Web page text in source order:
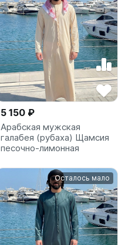
5 150 ₽
Арабская мужская
галабея (рубаха) Щамсия
песочно-лимонная
Осталось мало